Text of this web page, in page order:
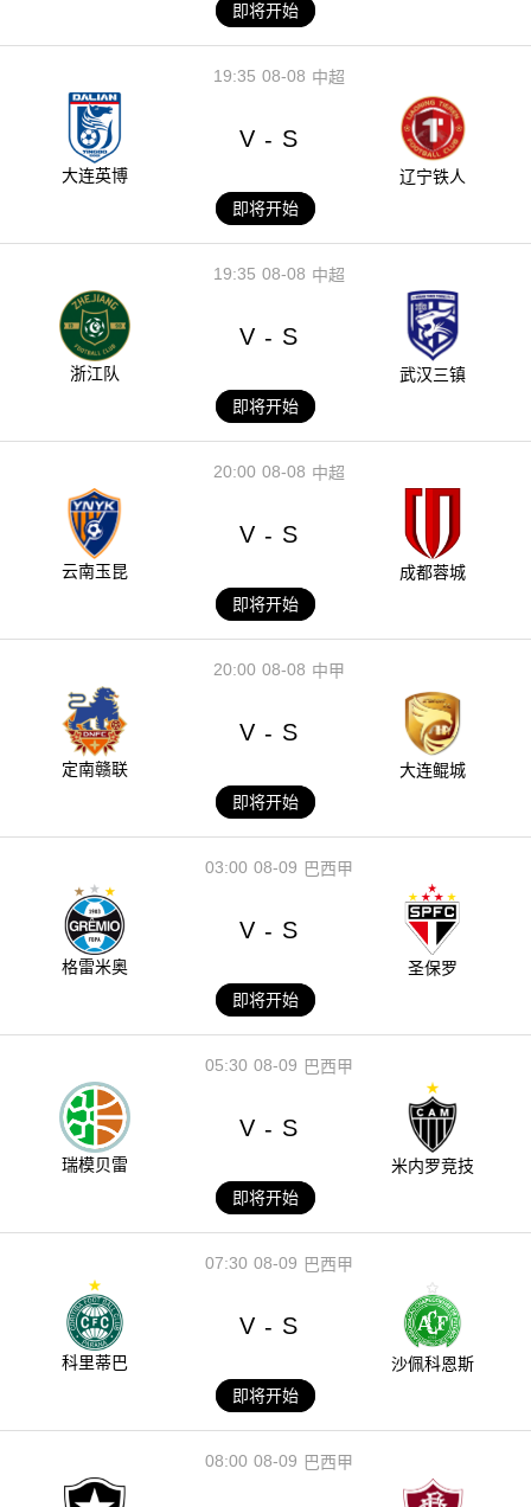
即将开始
08-08
19:35 中超
大连英博
V - S
辽宁铁人
即将开始
08-08
19:35 中超
浙江队
V - S
武汉三镇
即将开始
08-08
20:00 中超
云南玉昆
V - S
成都蓉城
即将开始
08-08
20:00 中甲
定南赣联
V - S
大连鲲城
即将开始
08-09
03:00 巴西甲
格雷米奥
V - S
圣保罗
即将开始
08-09
05:30 巴西甲
瑞模贝雷
V - S
米内罗竞技
即将开始
08-09
07:30 巴西甲
科里蒂巴
V - S
沙佩科恩斯
即将开始
08-09
08:00 巴西甲